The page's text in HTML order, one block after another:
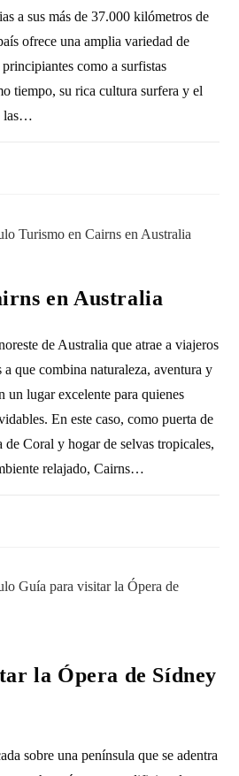
a sus más de 37.000 kilómetros de
ofrece una amplia variedad de
como a surfistas
tiempo, su rica cultura surfera y el
las…
en Australia
de Australia que atrae a viajeros
que combina naturaleza, aventura y
un lugar excelente para quienes
En este caso, como puerta de
de Coral y hogar de selvas tropicales,
relajado, Cairns…
la Ópera de Sídney
sobre una península que se adentra